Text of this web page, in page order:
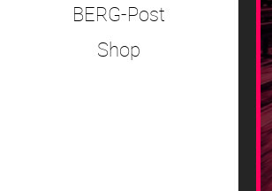
BERG-Post
Shop